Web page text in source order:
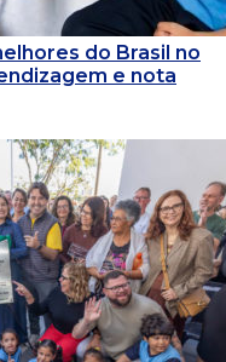
do Brasil no
e nota